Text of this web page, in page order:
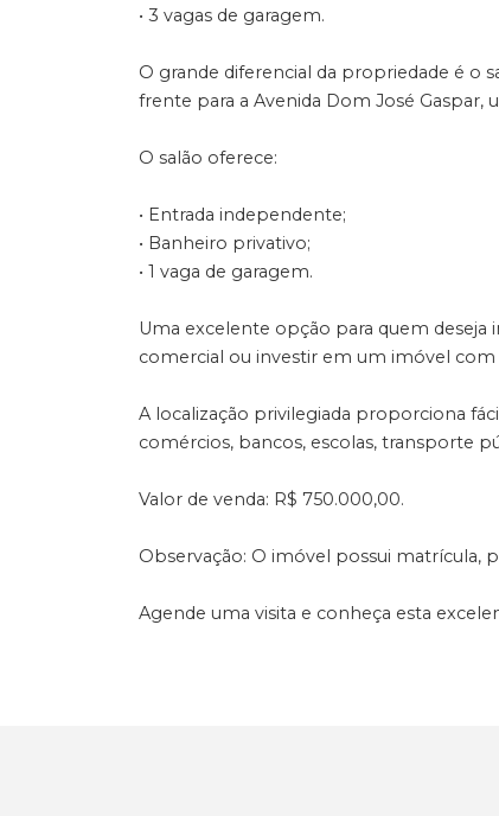
• 3 vagas de garagem.
O grande diferencial da propriedade é o
frente para a Avenida Dom José Gaspar,
O salão oferece:
• Entrada independente;
• Banheiro privativo;
• 1 vaga de garagem.
Uma excelente opção para quem
comercial ou investir em um imóvel com
A localização privilegiada proporciona
comércios, bancos, escolas, transporte
Valor de venda: R$ 750.000,00.
Observação: O imóvel possui matrícula,
Agende uma visita e conheça esta